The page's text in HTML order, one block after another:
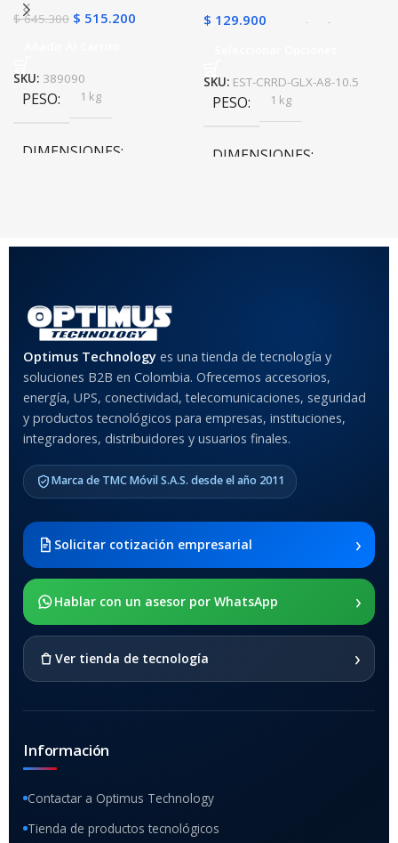
$645.300 $ 515.200
SKU: 389090
PESO 1 kg
DIMENSIONES
$ 129.900
SKU: EST-CRRD-GLX-A8-10.5
PESO 1 kg
DIMENSIONES
COLOR
Anti-Shock
MODELO DE TABLETS
COMPATIBLES
2021 SM-x200 / Samsung
Galaxy Tab A8 10.5 2021 SM-
x205
SOPORTE DE APOYO
Optimus Technology es una tienda de tecnología y
soluciones B2B en Colombia. Ofrecemos accesorios,
energía, UPS, conectividad, telecomunicaciones, seguridad
y productos tecnológicos para empresas, instituciones,
integradores, distribuidores y usuarios finales.
Marca de TMC Móvil S.A.S. desde el año 2011
Solicitar cotización empresarial ›
Hablar con un asesor por WhatsApp ›
Ver tienda de tecnología ›
Información
Contactar a Optimus Technology
Tienda de productos tecnológicos